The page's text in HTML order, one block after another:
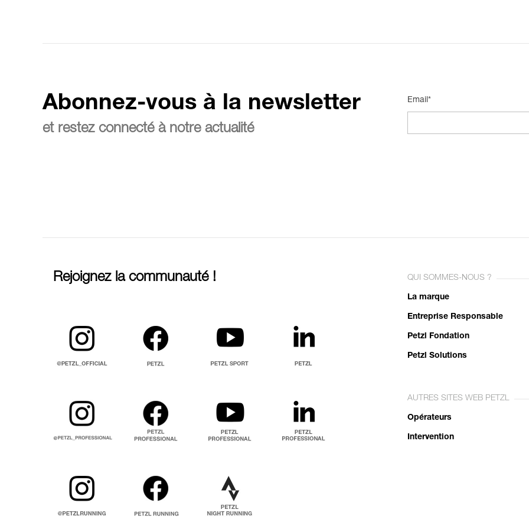
Abonnez-vous à la newsletter
et restez connecté à notre actualité
Email*
Rejoignez la communauté ! QUI SOMMES-NOUS ?
La marque
Entreprise Responsable
Petzl Fondation
Petzl Solutions
AUTRES SITES WEB PETZL
Opérateurs
Intervention